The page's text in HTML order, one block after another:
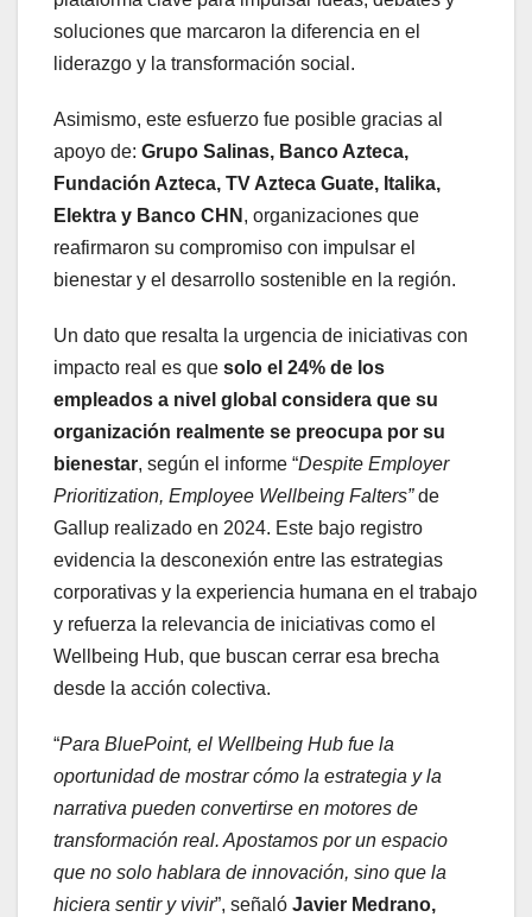
soluciones que marcaron la diferencia en el
liderazgo y la transformación social.
Asimismo, este esfuerzo fue posible gracias al
apoyo de: Grupo Salinas, Banco Azteca,
Fundación Azteca, TV Azteca Guate, Italika,
Elektra y Banco CHN , organizaciones que
reafirmaron su compromiso con impulsar el
bienestar y el desarrollo sostenible en la región.
Un dato que resalta la urgencia de iniciativas con
impacto real es que solo el 24% de los
empleados a nivel global considera que su
organización realmente se preocupa por su
bienestar, según el informe “Despite Employer
Prioritization, Employee Wellbeing Falters”de
Gallup realizado en 2024. Este bajo registro
evidencia la desconexión entre las estrategias
corporativas y la experiencia humana en el trabajo
y refuerza la relevancia de iniciativas como el
Wellbeing Hub, que buscan cerrar esa brecha
desde la acción colectiva.
“Para BluePoint, el Wellbeing Hub fue la
oportunidad de mostrar cómo la estrategia y la
narrativa pueden convertirse en motores de
transformación real. Apostamos por un espacio
que no solo hablara de innovación, sino que la
hiciera sentir y vivir”, señaló Javier Medrano,